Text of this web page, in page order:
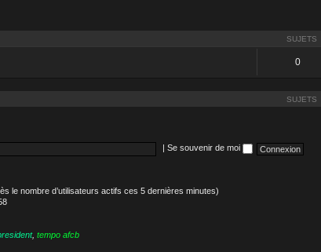
SUJETS
0
SUJETS
Se souvenir de moi
le nombre d’utilisateurs actifs ces 5 dernières minutes)
, tempo afcb